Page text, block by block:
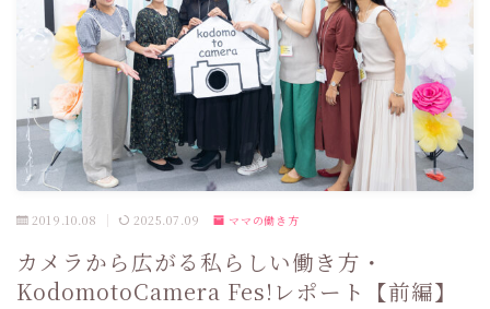
2019.10.08 2025.07.09 ママの働き方
カメラから広がる私らしい働き方・
KodomotoCamera Fes!レポート【前編】